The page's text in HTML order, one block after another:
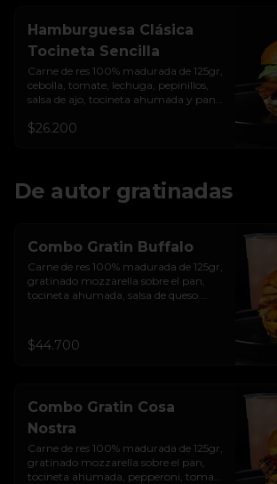
Hamburguesa Clásica
Tocineta Sencilla
Carne de res 100% madurada de 125gr,
cebolla, tomate, lechuga, pepinillos,
salsa de ajo, tocineta ahumada y pan
$26.200
De autor gratinadas
Combo Gratin Buffalo
Carne de res 100% madurada de 125gr,
gratinado mozzarella sobre el pan,
tocineta ahumada, salsa de queso
morada, sour cream de sriracha
levemente picante y pan brioche
$44.700
Combo Gratin Cosa
Nostra
Carne de res 100% madurada de 125gr,
gratinado mozzarella sobre el pan,
tocineta ahumada, pepperoni, tomate